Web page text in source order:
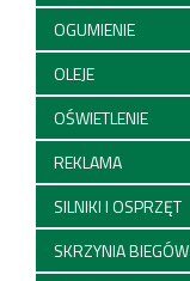
OGUMIENIE
OLEJE
OŚWIETLENIE
REKLAMA
SILNIKI I OSPRZĘT
SKRZYNIA BIEGÓW